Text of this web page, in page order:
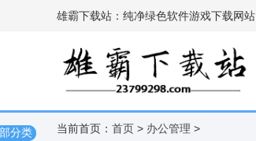
雄霸下载站：纯净绿色软件游戏下载网站
当前首页： 首页 > 办公管理 >
分类